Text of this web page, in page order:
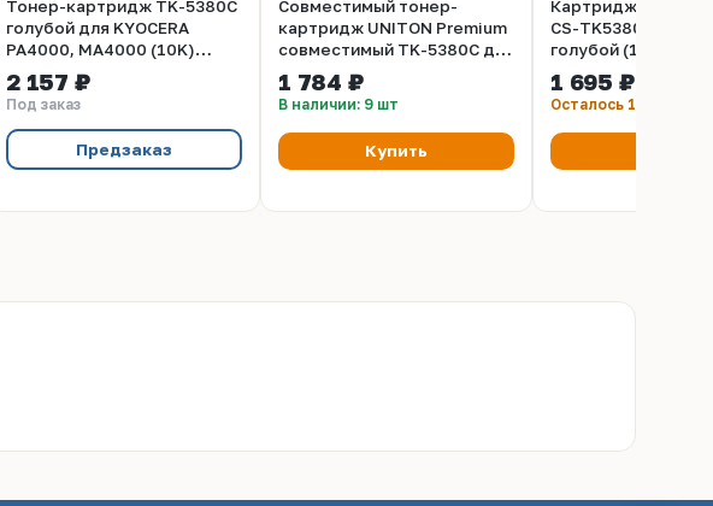
Тонер-картридж TK-5380C
голубой для KYOCERA
PA4000, MA4000 (10K)
(compatible)
2 157 ₽
Под заказ
Предзаказ
Совместимый тонер-
картридж UNITON Premium
совместимый TK-5380C для
KYOCERA PA4000, MA4000
(10K) голубой
1 784 ₽
В наличии: 9 шт
Купить
Картридж
CS-TK5380C TK-
голубой
Kyocera ECOSYS
PA4000cx/
1 695 ₽
Осталось 1 шт